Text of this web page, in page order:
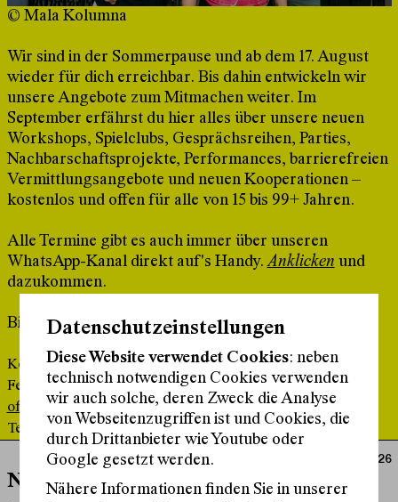
© Mala Kolumna
Wir sind in der Sommerpause und ab dem 17. August
wieder für dich erreichbar. Bis dahin entwickeln wir
unsere Angebote zum Mitmachen weiter. Im
September erfährst du hier alles über unsere neuen
Workshops, Spielclubs, Gesprächsreihen, Parties,
Nachbarschaftsprojekte, Performances, barrierefreien
Vermittlungsangebote und neuen Kooperationen –
kostenlos und offen für alle von 15 bis 99+ Jahren.
Alle Termine gibt es auch immer über unseren
WhatsApp-Kanal direkt auf's Handy.Anklicken und
dazukommen.
Bis bald im Offenen^Haus!
Kontakt:
Felix Rotkehl
offeneshaus@schauspielhaus.at
Tel.: +43 1 317 01 01 320
am 27.06.26
Nachtschicht
Datenschutzeinstellungen
Diese Website verwendet Cookies: neben
technisch notwendigen Cookies verwenden
wir auch solche, deren Zweck die Analyse
von Webseitenzugriffen ist und Cookies, die
durch Drittanbieter wie Youtube oder
Google gesetzt werden.
Nähere Informationen finden Sie in unserer